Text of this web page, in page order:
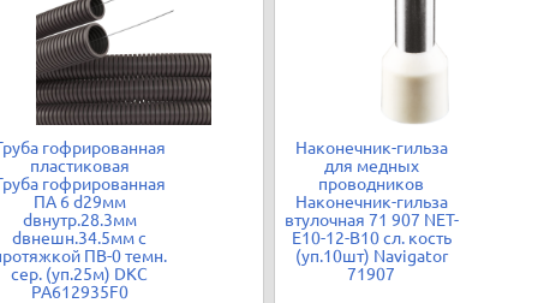
гофрированная
пластиковая
гофрированная
ПА 6 d29мм
dвнутр.28.3мм
dвнешн.34.5мм с
ПВ-0 темн.
сер. (уп.25м) DKC
PA612935F0
Наконечник-гильза
для медных
проводников
Наконечник-гильза
втулочная 71 907 NET-
E10-12-B10 сл. кость
(уп.10шт) Navigator
71907